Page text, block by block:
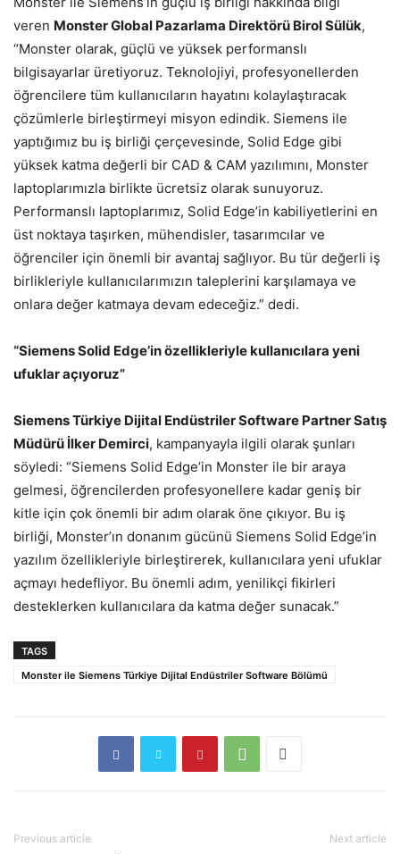
veren Monster Global Pazarlama Direktörü Birol Sülük,
“Monster olarak, güçlü ve yüksek performanslı
bilgisayarlar üretiyoruz. Teknolojiyi, profesyonellerden
öğrencilere tüm kullanıcıların hayatını kolaylaştıracak
çözümlerle birleştirmeyi misyon edindik. Siemens ile
yaptığımız bu iş birliği çerçevesinde, Solid Edge gibi
yüksek katma değerli bir CAD & CAM yazılımını, Monster
laptoplarımızla birlikte ücretsiz olarak sunuyoruz.
Performanslı laptoplarımız, Solid Edge’in kabiliyetlerini en
üst noktaya taşırken, mühendisler, tasarımcılar ve
öğrenciler için önemli bir avantaj sağlıyor. Bu tür değerli iş
birlikleriyle kullanıcılarımızın taleplerini karşılamaya ve
onlara değer katmaya devam edeceğiz.” dedi.
“Siemens Solid Edge’in özellikleriyle kullanıcılara yeni
ufuklar açıyoruz”
Siemens Türkiye Dijital Endüstriler Software Partner Satış
Müdürü İlker Demirci, kampanyayla ilgili olarak şunları
söyledi: “Siemens Solid Edge’in Monster ile bir araya
gelmesi, öğrencilerden profesyonellere kadar geniş bir
kitle için çok önemli bir adım olarak öne çıkıyor. Bu iş
birliği, Monster’ın donanım gücünü Siemens Solid Edge’in
yazılım özellikleriyle birleştirerek, kullanıcılara yeni ufuklar
açmayı hedefliyor. Bu önemli adım, yenilikçi fikirleri
desteklerken kullanıcılara da katma değer sunacak.”
TAGS
Monster ile Siemens Türkiye Dijital Endüstriler Software Bölümü
Previous article Next article